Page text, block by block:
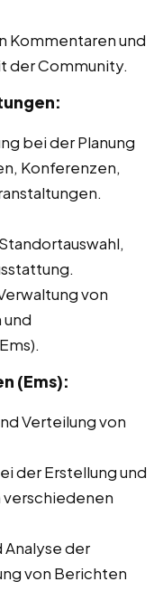
Kommentaren und
der Community.
bei der Planung
Konferenzen,
von
und
(Ems):
Verteilung von
der Erstellung und
verschiedenen
Analyse der
von Berichten